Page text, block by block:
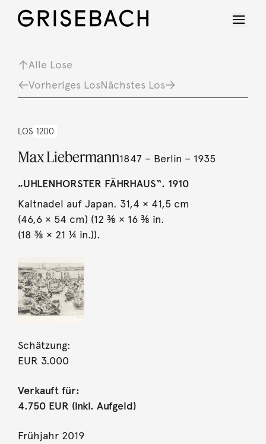
Alle Lose
Vorheriges LosNächstes Los
LOS 1200
Max Liebermann1847 – Berlin – 1935
„UHLENHORSTER FÄHRHAUS“. 1910
Kaltnadel auf Japan. 31,4 × 41,5 cm
(46,6 × 54 cm) (12 ⅜ × 16 ⅜ in.
(18 ⅜ × 21 ¼ in.)).
Schätzung:
EUR 3.000
Verkauft für:
4.750 EUR (inkl. Aufgeld)
Frühjahr 2019